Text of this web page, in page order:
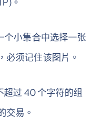
个小集合中选择一张
必须记住该图片。
超过 40 个字符的组
交易。